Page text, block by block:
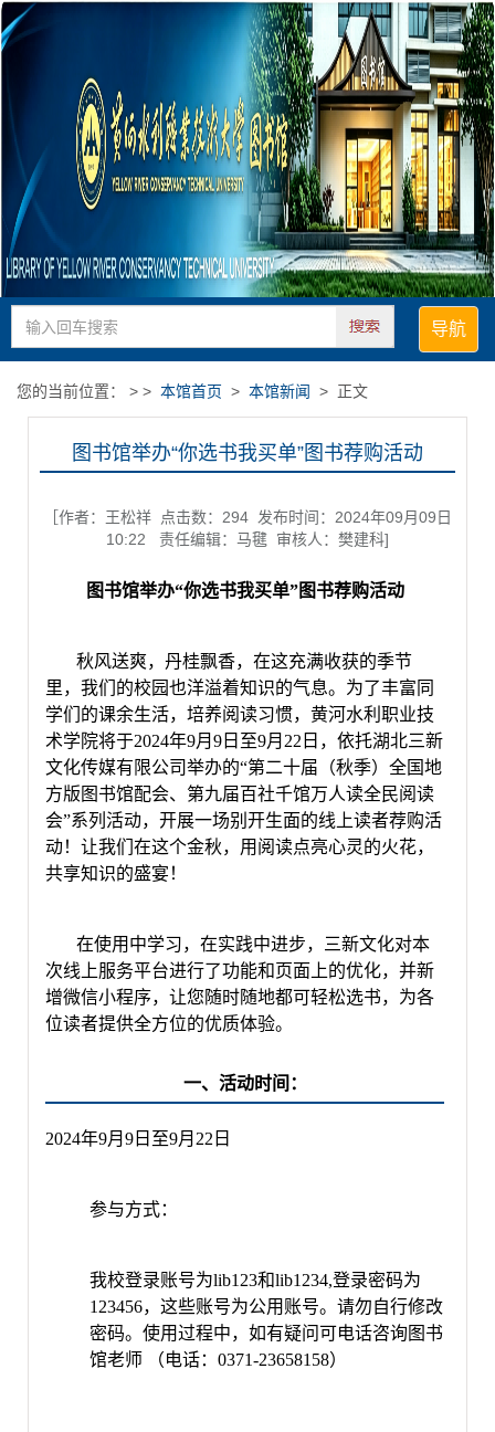
导航
您的当前位置： > > 本馆首页 > 本馆新闻 > 正文
图书馆举办“你选书我买单”图书荐购活动
［作者：王松祥 点击数： 294 发布时间：2024年09月09日
10:22 责任编辑：马毽 审核人：樊建科]
图书馆举办“你选书我买单”图书荐购活动
秋风送爽，丹桂飘香，在这充满收获的季节
里，我们的校园也洋溢着知识的气息。为了丰富同
学们的课余生活，培养阅读习惯，黄河水利职业技
术学院将于2024年9月9日至9月22日， 依托湖北三新
文化传媒有限公司举办的“第二十届（秋季）全国地
方版图书馆配会、第九届百社千馆万人读全民阅读
会”系列活动，开展一场别开生面的线上读者荐购活
动！让我们在这个金秋，用阅读点亮心灵的火花，
共享知识的盛宴！
在使用中学习，在实践中进步， 三新文化对本
次线上服务平台进行了功能和页面上的优化，并新
增微信小程序， 让您随时随地都可轻松选书，为各
位读者提供全方位的优质体验。
一、活动时间：
2024年9月9日至9月22日
参与方式：
我校登录账号为lib123和lib1234,登录密码为
123456， 这些账号为公用账号。请勿自行修改
密码。使用过程中，如有疑问可电话咨询图书
馆老师
（电话： 0371-23658158）